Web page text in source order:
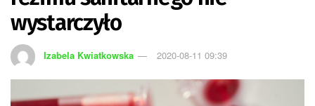
wystarczyło
Izabela Kwiatkowska 2020-08-11 09:39